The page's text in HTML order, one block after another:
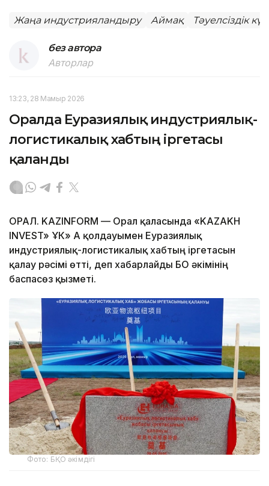
Жаңа индустрияландыру Аймақ Тәуелсіздік
без автора
Авторлар
13:23, 28 Мамыр 2026
Оралда Еуразиялық индустриялық-
логистикалық хабтың іргетасы
қаланды
ОРАЛ. KAZINFORM — Орал қаласында «KAZAKH
INVEST» ҰК» АҚ қолдауымен Еуразиялық
индустриялық-логистикалық хабтың іргетасын
қалау рәсімі өтті, деп хабарлайды БҚО әкімінің
баспасөз қызметі.
Фото: БҚО әкімдігі